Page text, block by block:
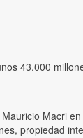
43.000
Macri
propiedad